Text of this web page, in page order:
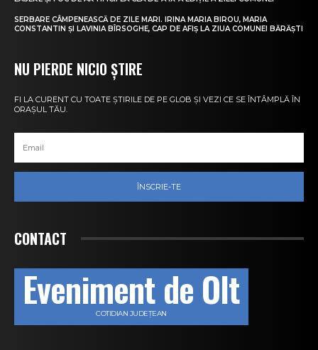
SERBARE CÂMPENEASCĂ DE ZILE MARI. IRINA MARIA BIROU, MARIA
CONSTANTIN ȘI LAVINIA BÎRSOGHE, CAP DE AFIȘ LA ZIUA COMUNEI BĂRĂȘTI
NU PIERDE NICIO ȘTIRE
FI LA CURENT CU TOATE ȘTIRILE DE PE GLOB ȘI VEZI CE SE ÎNTÂMPLĂ ÎN
ORAȘUL TĂU.
ÎNSCRIE-TE
CONTACT
Eveniment de Olt
COTIDIAN JUDEȚEAN